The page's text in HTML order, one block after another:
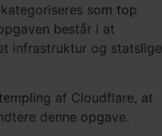
som top
består i at
infrastruktur og statslige
af Cloudflare, at
denne opgave.